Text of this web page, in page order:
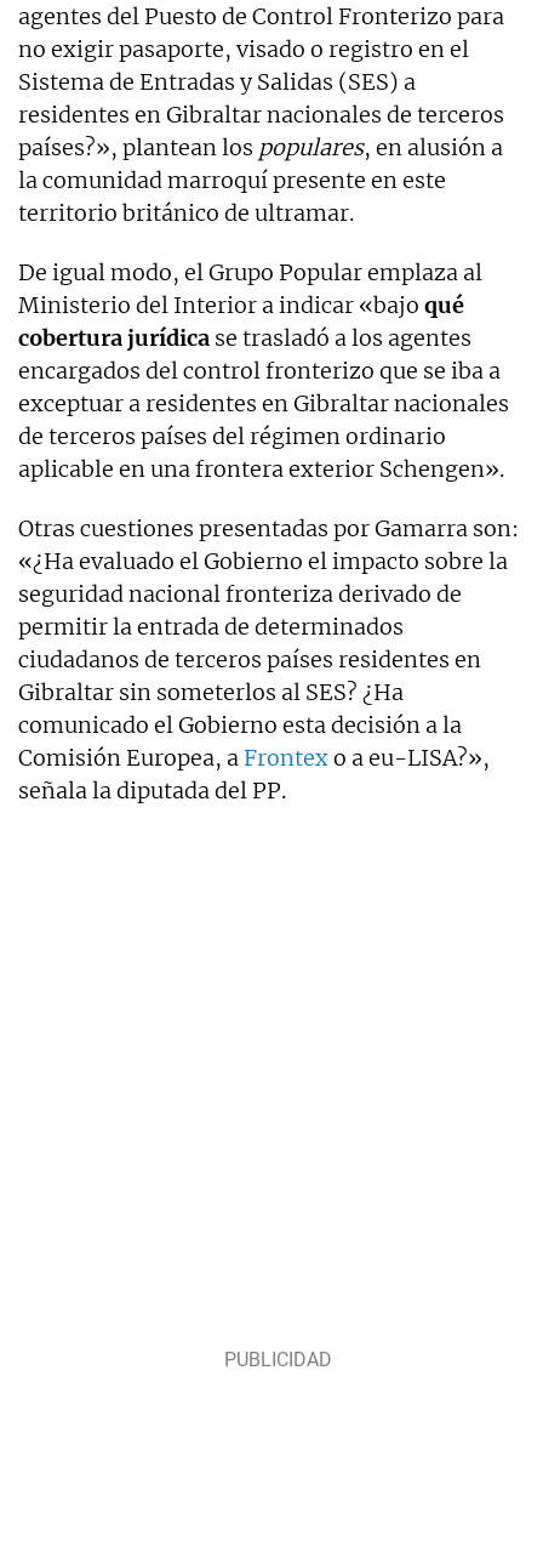
agentes del Puesto de Control Fronterizo para
no exigir pasaporte, visado o registro en el
Sistema de Entradas y Salidas (SES) a
residentes en Gibraltar nacionales de terceros
países?», plantean los populares, en alusión a
la comunidad marroquí presente en este
territorio británico de ultramar.
De igual modo, el Grupo Popular emplaza al
Ministerio del Interior a indicar «bajo qué
cobertura jurídica se trasladó a los agentes
encargados del control fronterizo que se iba a
exceptuar a residentes en Gibraltar nacionales
de terceros países del régimen ordinario
aplicable en una frontera exterior Schengen».
Otras cuestiones presentadas por Gamarra son:
«¿Ha evaluado el Gobierno el impacto sobre la
seguridad nacional fronteriza derivado de
permitir la entrada de determinados
ciudadanos de terceros países residentes en
Gibraltar sin someterlos al SES? ¿Ha
comunicado el Gobierno esta decisión a la
Comisión Europea, aFrontexo a eu-LISA?»,
señala la diputada del PP.